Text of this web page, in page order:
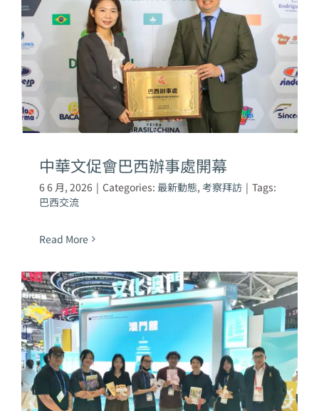
中華文促會巴西辦事處開幕
6 6 月, 2026 | Categories: 最新動態, 考察拜訪 | Tags:
巴西交流
Read More